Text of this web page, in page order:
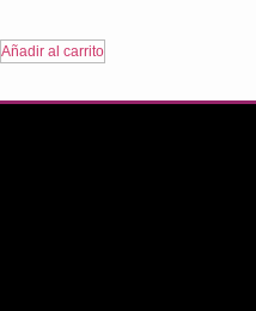
Añadir al carrito